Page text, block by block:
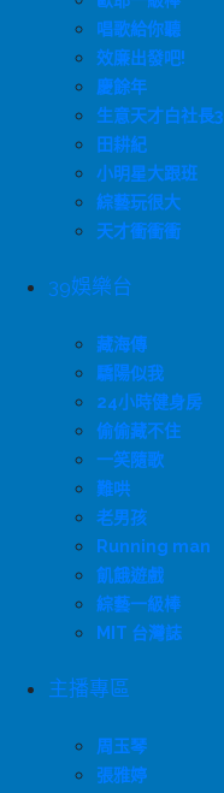
唱歌給你聽
效廉出發吧!
慶餘年
生意天才白社長3
田耕紀
小明星大跟班
綜藝玩很大
天才衝衝衝
39娛樂台
藏海傳
驕陽似我
24小時健身房
偷偷藏不住
一笑隨歌
難哄
老男孩
Running man
飢餓遊戲
綜藝一級棒
MIT 台灣誌
主播專區
周玉琴
張雅婷